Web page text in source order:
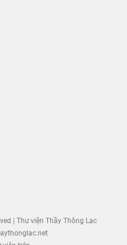
| Thư viện Thầy Thông Lạc